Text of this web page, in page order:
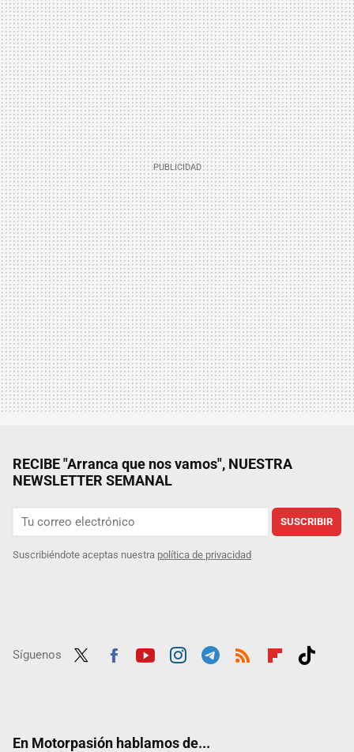
RECIBE "Arranca que nos vamos", NUESTRA
NEWSLETTER SEMANAL
SUSCRIBIR
Suscribiéndote aceptas nuestra política de privacidad
Síguenos
En Motorpasión hablamos de...